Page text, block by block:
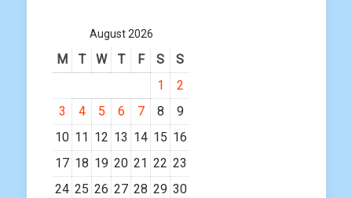
August 2026
M T W T F S
S
1
2
3
4 5 6 7 8
9
10 11 12 13 14 15 16
17 18 19 20 21 22 23
24 25 26 27 28 29 30